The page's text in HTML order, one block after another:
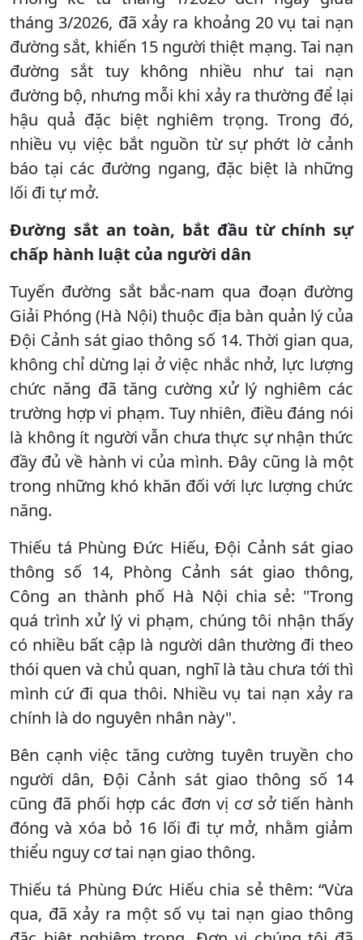
tháng 3/2026, đã xảy ra khoảng 20 vụ tai nạn
đường sắt, khiến 15 người thiệt mạng. Tai nạn
đường sắt tuy không nhiều như tai nạn
đường bộ, nhưng mỗi khi xảy ra thường để lại
hậu quả đặc biệt nghiêm trọng. Trong đó,
nhiều vụ việc bắt nguồn từ sự phớt lờ cảnh
báo tại các đường ngang, đặc biệt là những
lối đi tự mở.
Đường sắt an toàn, bắt đầu từ chính sự
chấp hành luật của người dân
Tuyến đường sắt bắc-nam qua đoạn đường
Giải Phóng (Hà Nội) thuộc địa bàn quản lý của
Đội Cảnh sát giao thông số 14. Thời gian qua,
không chỉ dừng lại ở việc nhắc nhở, lực lượng
chức năng đã tăng cường xử lý nghiêm các
trường hợp vi phạm. Tuy nhiên, điều đáng nói
là không ít người vẫn chưa thực sự nhận thức
đầy đủ về hành vi của mình. Đây cũng là một
trong những khó khăn đối với lực lượng chức
năng.
Thiếu tá Phùng Đức Hiếu, Đội Cảnh sát giao
thông số 14, Phòng Cảnh sát giao thông,
Công an thành phố Hà Nội chia sẻ: "Trong
quá trình xử lý vi phạm, chúng tôi nhận thấy
có nhiều bất cập là người dân thường đi theo
thói quen và chủ quan, nghĩ là tàu chưa tới thì
mình cứ đi qua thôi. Nhiều vụ tai nạn xảy ra
chính là do nguyên nhân này".
Bên cạnh việc tăng cường tuyên truyền cho
người dân, Đội Cảnh sát giao thông số 14
cũng đã phối hợp các đơn vị cơ sở tiến hành
đóng và xóa bỏ 16 lối đi tự mở, nhằm giảm
thiểu nguy cơ tai nạn giao thông.
Thiếu tá Phùng Đức Hiếu chia sẻ thêm: “Vừa
qua, đã xảy ra một số vụ tai nạn giao thông